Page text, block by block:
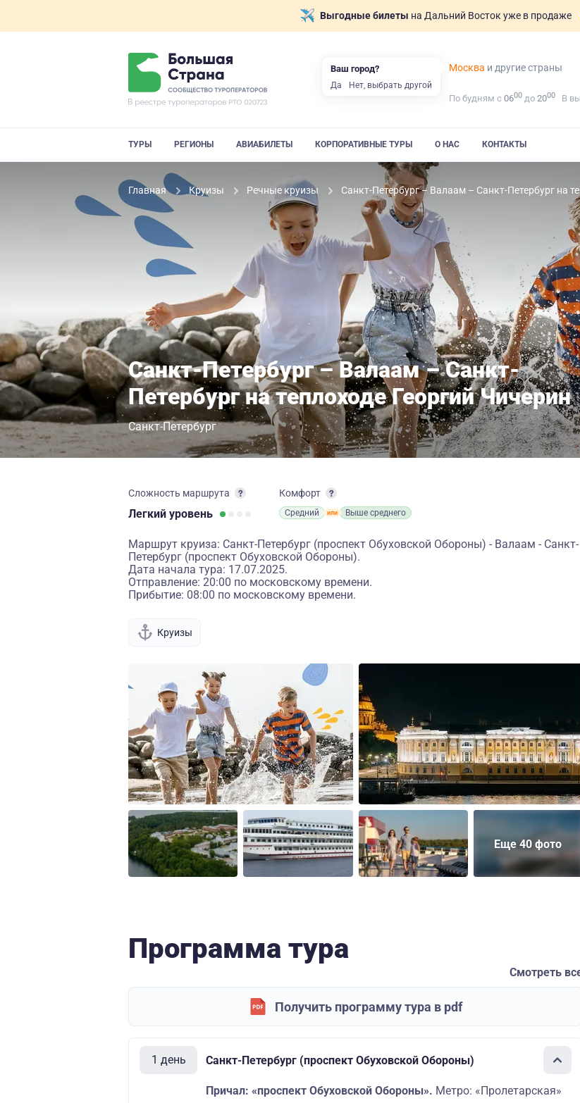
Выгодные билеты на Дальний Восток уже в продаже
Москва и другие страны
По будням с 0600 до 2000 В
ТУРЫ РЕГИОНЫ АВИАБИЛЕТЫ КОРПОРАТИВНЫЕ ТУРЫ О НАС КОНТАКТЫ
Главная Круизы Речные круизы Санкт-Петербург – Валаам – Санкт-Петербург на
Санкт-Петербург – Валаам – Санкт-
Петербург на теплоходе Георгий Чичерин
Санкт-Петербург
Сложность маршрута
Легкий уровень
Комфорт
Средний Выше среднего
Маршрут круиза: Санкт-Петербург (проспект Обуховской Обороны) - Валаам - Санкт-
Петербург (проспект Обуховской Обороны).
Дата начала тура: 17.07.2025.
Отправление: 20:00 по московскому времени.
Прибытие: 08:00 по московскому времени.
Круизы
Еще 40 фото
Программа тура
Смотреть
Получить программу тура в pdf
1 день Санкт-Петербург (проспект Обуховской Обороны)
Причал: «проспект Обуховской Обороны». Метро: «Пролетарская»
Ваш город?
Да Нет, выбрать другой